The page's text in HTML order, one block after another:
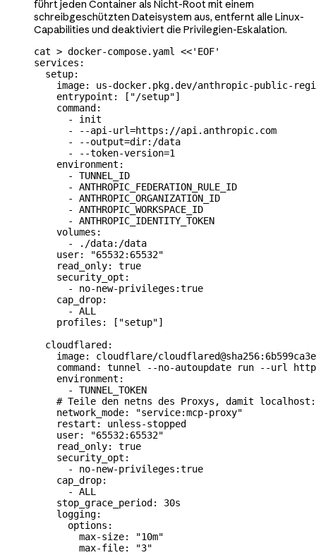
führt jeden Container als Nicht-Root mit einem
schreibgeschützten Dateisystem aus, entfernt alle Linux-
Capabilities und deaktiviert die Privilegien-Eskalation.
cat > docker-compose.yaml <<'EOF'
services:
  setup:
image: us-docker.pkg.dev/anthropic-public-
    entrypoint: ["/setup"]
    command:
      - init
      - --api-url=https://api.anthropic.com
      - --output=dir:/data
      - --token-version=1
    environment:
      - TUNNEL_ID
      - ANTHROPIC_FEDERATION_RULE_ID
      - ANTHROPIC_ORGANIZATION_ID
      - ANTHROPIC_WORKSPACE_ID
      - ANTHROPIC_IDENTITY_TOKEN
    volumes:
      - ./data:/data
    user: "65532:65532"
    read_only: true
    security_opt:
      - no-new-privileges:true
    cap_drop:
      - ALL
    profiles: ["setup"]
  cloudflared:
image: cloudflare/
command: tunnel --no-autoupdate run --url
    environment:
      - TUNNEL_TOKEN
# Teile den netns des Proxys, damit
    network_mode: "service:mcp-proxy"
    restart: unless-stopped
    user: "65532:65532"
    read_only: true
    security_opt:
      - no-new-privileges:true
    cap_drop:
      - ALL
    stop_grace_period: 30s
    logging:
      options:
        max-size: "10m"
        max-file: "3"